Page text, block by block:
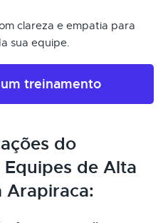
clareza e empatia para
sua equipe.
treinamento
do
de Alta
Arapiraca: